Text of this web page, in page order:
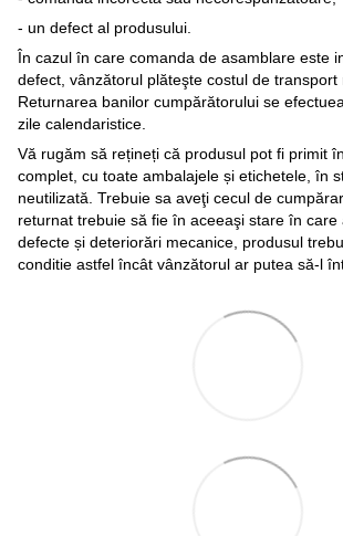
- un defect al produsului.
În cazul în care comanda de asamblare este
defect, vânzătorul plăteşte costul de transport
Returnarea banilor cumpărătorului se
zile calendaristice.
Vă rugăm să rețineți că produsul pot fi primit
complet, cu toate ambalajele și etichetele, în
neutilizată. Trebuie sa aveţi cecul de
returnat trebuie să fie în aceeaşi stare în care
defecte și deteriorări mecanice, produsul
conditie astfel încât vânzătorul ar putea să-l